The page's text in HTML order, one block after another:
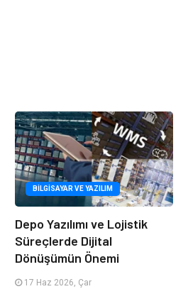
BILGISAYAR VE YAZILIM
Depo Yazılımı ve Lojistik
Süreçlerde Dijital
Dönüşümün Önemi
17 Haz 2026, Çar